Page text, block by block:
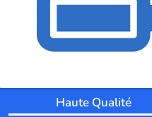
Haute Qualité